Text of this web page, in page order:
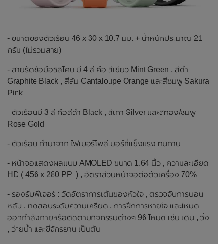
- ขนาดของตัวเรือน 46 x 30 x 10.7 มม. + น้ำหนักประมาณ 21
กรัม (ไม่รวมสาย)
- สายรัดข้อมือซิลิโคน มี 4 สี คือ สีเขียว Mint Green , สีดำ
Graphite Black , สีส้ม Cantaloupe Orange และสีชมพู Sakura
Pink
- ตัวเรือนมี 3 สี คือสีดำ Black , สีเทา Silver และสีทอง/ชมพู
Rose Gold
- ตัวเรือน ทำมาจาก ไฟเบอร์โพลีเมอร์ที่แข็งแรง ทนทาน
- หน้าจอแสดงผลแบบ AMOLED ขนาด 1.64 นิ้ว , ความละเอียด
HD ( 456 x 280 PPI ) , อัตราส่วนหน้าจอต่อตัวเครื่อง 70%
- รองรับฟีเจอร์ : วัดอัตราการเต้นของหัวใจ , ตรวจจับการนอน
หลับ , ทดสอบระดับความเครียด , การฝึกการหายใจ และโหมด
ออกกำลังกายหรือติดตามกิจกรรมต่างๆ 96 โหมด เช่น เดิน , วิ่ง
, ว่ายน้ำ และขี่จักรยาน เป็นต้น